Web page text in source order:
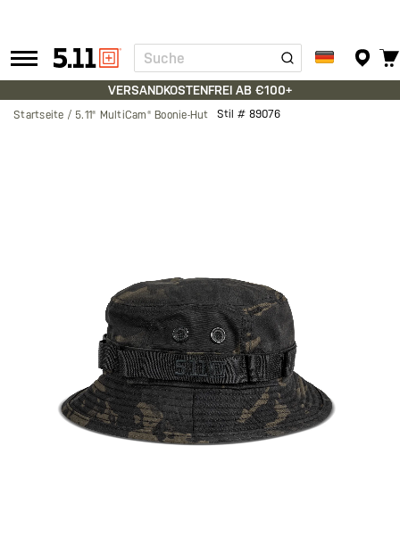
Tactical
Gear
Suche
VERSANDKOSTENFREI AB €100+
Startseite 5.11® MultiCam® Boonie-Hut Stil # 89076